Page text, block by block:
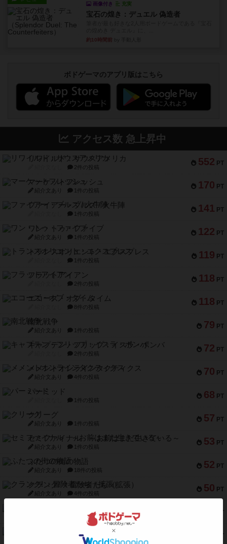
画像付き 充実
宝石の煌き：デュエル 偽造者
約10時間前
ボドゲーマのアプリ版はこちら
アクセス数 急上昇中
552 PT
リワイルド：サウスアメリカ
2件の投稿
170 PT
マーケットフレッシュ
紹介文あり 1件の投稿
141 PT
ファイアー・ブルズ / 火牛陣
1件の投稿
122 PT
ワン・トゥ・ファイブ
紹介文あり 1件の投稿
119 PT
トランスオリエント・エクスプレス
1件の投稿
118 PT
フラットアイアン
2件の投稿
118 PT
エコーズ・オブ・タイム
8件の投稿
79 PT
南北戦争
紹介文あり 1件の投稿
72 PT
キャプテン・フリップ：イスラ・ボンバ
2件の投稿
70 PT
メメントオンラインタクティクス
紹介文あり 4件の投稿
68 PT
パーミッド
1件の投稿
57 PT
クリーグ
紹介文あり 1件の投稿
53 PT
セミファイナル ～お前はまだ生きている～
紹介文あり 1件の投稿
52 PT
ふたつの街の物語
紹介文あり 18件の投稿
50 PT
クランク! ：冒険者たち（拡張）
紹介文あり 4件の投稿
PT
1件の投稿
PT
スターマイン・ラミー ポケット
2件の投稿